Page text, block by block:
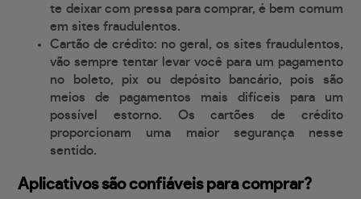
te deixar com pressa para comprar, é bem comum
em sites fraudulentos.
Cartão de crédito: no geral, os sites fraudulentos,
vão sempre tentar levar você para um pagamento
no boleto, pix ou depósito bancário, pois são
meios de pagamentos mais difíceis para um
possível estorno. Os cartões de crédito
proporcionam uma maior segurança nesse
sentido.
Aplicativos são confiáveis para comprar?